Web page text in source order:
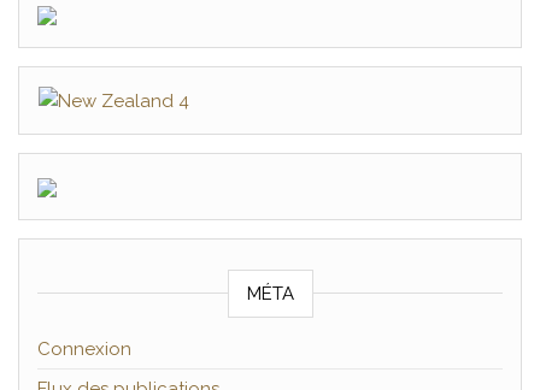
MÉTA
Connexion